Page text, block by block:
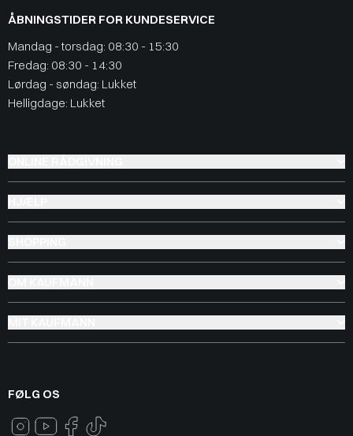
ÅBNINGSTIDER FOR KUNDESERVICE
Mandag - torsdag: 08:30 - 15:30
Fredag: 08:30 - 14:30
Lørdag - søndag: Lukket
Helligdage: Lukket
FØLG OS